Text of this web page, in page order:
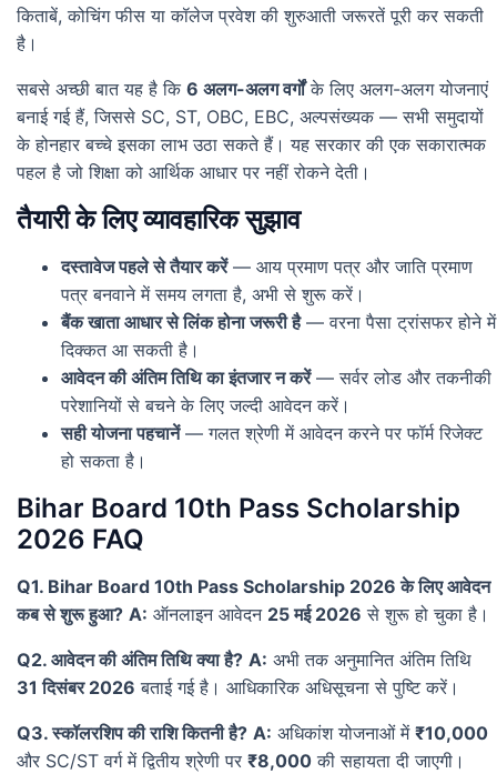
किताबें, कोचिंग फीस या कॉलेज प्रवेश की शुरुआती जरूरतें पूरी कर सकती
है।
सबसे अच्छी बात यह है कि 6 अलग-अलग वर्गोंके लिए अलग-अलग योजनाएं
बनाई गई हैं, जिससे SC, ST, OBC, EBC, अल्पसंख्यक — सभी समुदायों
के होनहार बच्चे इसका लाभ उठा सकते हैं। यह सरकार की एक सकारात्मक
पहल है जो शिक्षा को आर्थिक आधार पर नहीं रोकने देती।
तैयारी के लिए व्यावहारिक सुझाव
दस्तावेज पहले से तैयार करें— आय प्रमाण पत्र और जाति प्रमाण
पत्र बनवाने में समय लगता है, अभी से शुरू करें।
बैंक खाता आधार से लिंक होना जरूरी है— वरना पैसा ट्रांसफर होने में
दिक्कत आ सकती है।
आवेदन की अंतिम तिथि का इंतजार न करें— सर्वर लोड और तकनीकी
परेशानियों से बचने के लिए जल्दी आवेदन करें।
सही योजना पहचानें— गलत श्रेणी में आवेदन करने पर फॉर्म रिजेक्ट
हो सकता है।
Bihar Board 10th Pass Scholarship
2026 FAQ
Q1. Bihar Board 10th Pass Scholarship 2026 के लिए आवेदन
कब से शुरू हुआ? A: ऑनलाइन आवेदन 25 मई 2026 से शुरू हो चुका है।
Q2. आवेदन की अंतिम तिथि क्या है? A: अभी तक अनुमानित अंतिम तिथि
31 दिसंबर 2026 बताई गई है। आधिकारिक अधिसूचना से पुष्टि करें।
Q3. स्कॉलरशिप की राशि कितनी है? A: अधिकांश योजनाओं में ₹10,000
और SC/ST वर्ग में द्वितीय श्रेणी पर ₹8,000 की सहायता दी जाएगी।